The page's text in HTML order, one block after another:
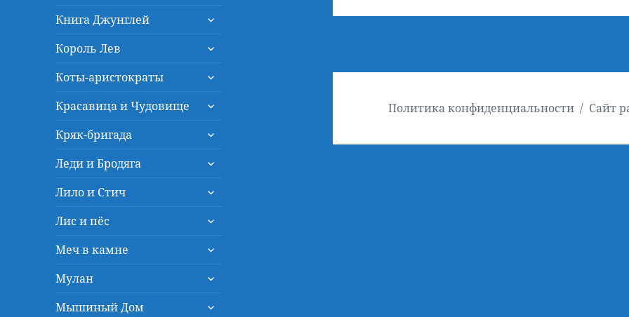
меню
Книга Джунглей
раскрыть
меню
Король Лев
раскрыть
меню
Коты-аристократы
раскрыть
меню
Красавица и Чудовище
раскрыть
меню
Кряк-бригада
раскрыть
меню
Леди и Бродяга
раскрыть
меню
Лило и Стич
раскрыть
меню
Лис и пёс
раскрыть
меню
Меч в камне
раскрыть
меню
Мулан
раскрыть
меню
Мышиный Дом
раскрыть
Политика конфиденциальности Сайт